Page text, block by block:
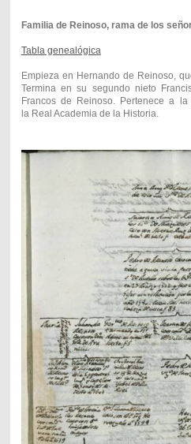
Familia de Reinoso, rama de los
Tabla genealógica
Empieza en Hernando de Reinoso,
Termina en su segundo nieto
Francos de Reinoso. Pertenece a
la Real Academia de la Historia.